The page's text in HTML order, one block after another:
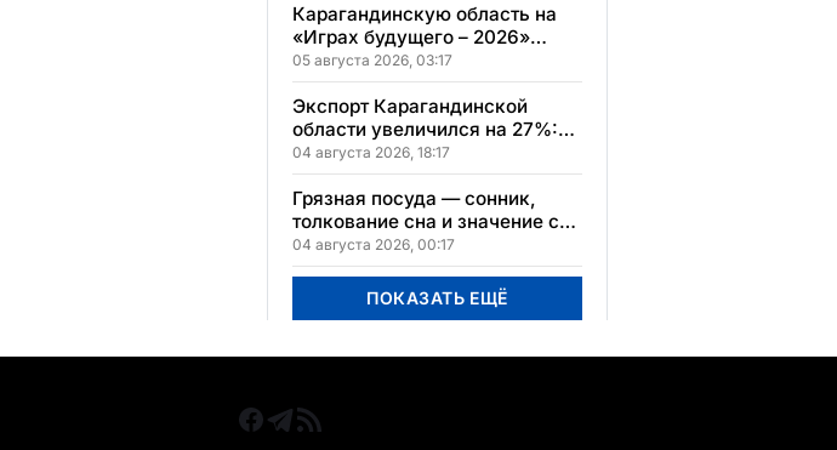
Карагандинскую область на
«Играх будущего – 2026»
представят два коллектива
05 августа 2026, 03:17
Экспорт Карагандинской
области увеличился на 27%:
регион осваивает новые
рынки
04 августа 2026, 18:17
Грязная посуда — сонник,
толкование сна и значение сна
по мотивам ваших ощущений
и переживаний
04 августа 2026, 00:17
ПОКАЗАТЬ ЕЩЁ